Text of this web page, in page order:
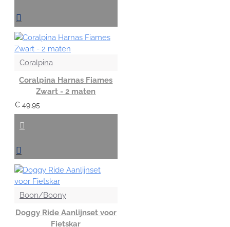
Coralpina
Coralpina Harnas Fiames
Zwart - 2 maten
€ 49,95
Boon/Boony
Doggy Ride Aanlijnset voor
Fietskar